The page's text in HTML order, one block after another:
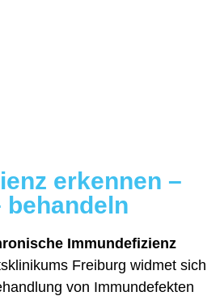
erkennen –
Immundefizienz
Freiburg widmet sich
von Immundefekten